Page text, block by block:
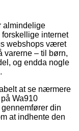
almindelige
internet
webshops været
varerne – til børn,
og endda nogle
at se nærmere
Wa910
din
at indhente den